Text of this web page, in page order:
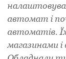
автомат і
автоматів.
магазинами